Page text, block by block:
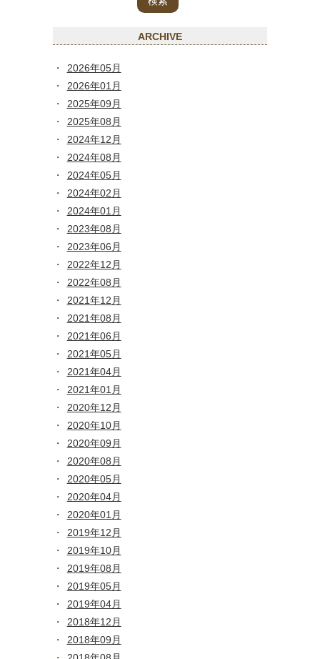
ARCHIVE
2026年05月
2026年01月
2025年09月
2025年08月
2024年12月
2024年08月
2024年05月
2024年02月
2024年01月
2023年08月
2023年06月
2022年12月
2022年08月
2021年12月
2021年08月
2021年06月
2021年05月
2021年04月
2021年01月
2020年12月
2020年10月
2020年09月
2020年08月
2020年05月
2020年04月
2020年01月
2019年12月
2019年10月
2019年08月
2019年05月
2019年04月
2018年12月
2018年09月